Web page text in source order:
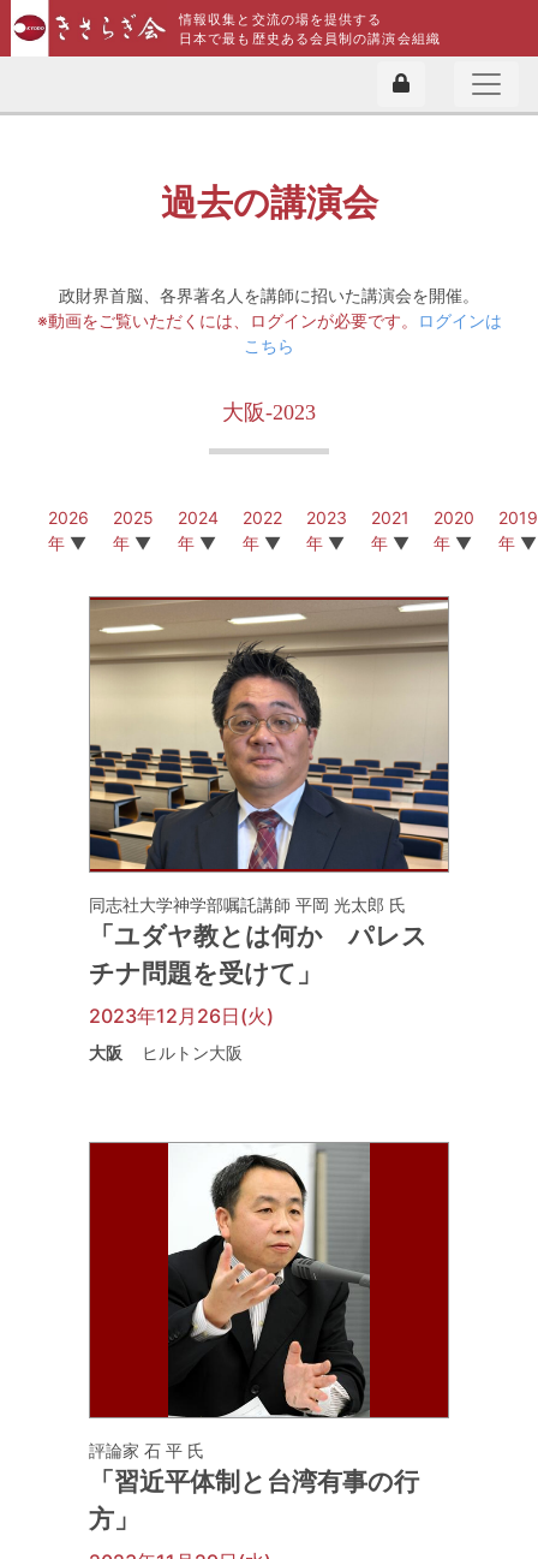
情報収集と交流の場を提供する
日本で最も歴史ある会員制の講演会組織
過去の講演会
政財界首脳、各界著名人を講師に招いた講演会を開催。
※動画をご覧いただくには、ログインが必要です。
ログインは
こちら
大阪-2023
2026
年
2025
年
2024
年
2022
年
2023
年
2021
年
2020
年
2019
年
同志社大学神学部嘱託講師 平岡 光太郎 氏
「ユダヤ教とは何か パレス
チナ問題を受けて」
2023年12月26日(火)
大阪 ヒルトン大阪
評論家 石 平 氏
「習近平体制と台湾有事の行
方」